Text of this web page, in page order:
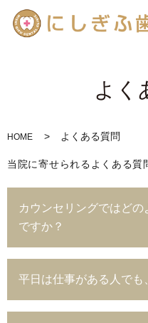
よく
HOME よくある質問
当院に寄せられるよくある質
カウンセリングではど
ですか？
平日は仕事がある人でも